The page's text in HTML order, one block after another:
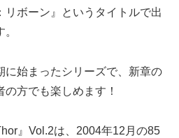
リボーン』というタイトルで出
に始まったシリーズで、新章の
方でも楽しめます！
』Vol.2は、2004年12月の85